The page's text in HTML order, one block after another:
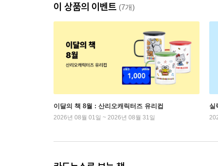
이 상품의 이벤트 (7개)
이달의 책 8월 : 산리오캐릭터즈 유리컵
2026년 08월 01일 ~ 2026년 08월 31일
실